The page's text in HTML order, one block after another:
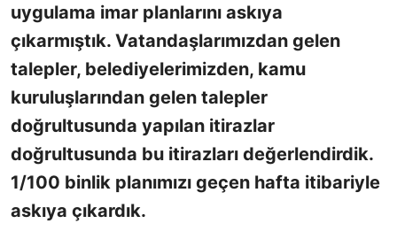
uygulama imar planlarını askıya
çıkarmıştık. Vatandaşlarımızdan gelen
talepler, belediyelerimizden, kamu
kuruluşlarından gelen talepler
doğrultusunda yapılan itirazlar
doğrultusunda bu itirazları değerlendirdik.
1/100 binlik planımızı geçen hafta itibariyle
askıya çıkardık.